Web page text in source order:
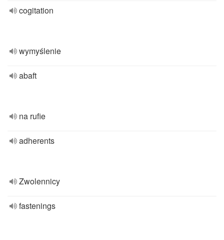
cogitation
wymyślenie
abaft
na rufie
adherents
Zwolennicy
fastenings